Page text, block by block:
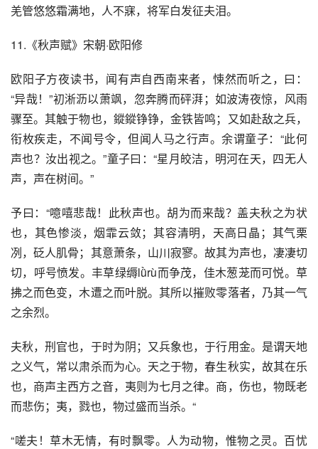
羌管悠悠霜满地，人不寐，将军白发征夫泪。
11.《秋声赋》宋朝·欧阳修
欧阳子方夜读书，闻有声自西南来者，悚然而听之，曰：
“异哉！”初淅沥以萧飒，忽奔腾而砰湃；如波涛夜惊，风雨
骤至。其触于物也，鏦鏦铮铮，金铁皆鸣；又如赴敌之兵，
衔枚疾走，不闻号令，但闻人马之行声。余谓童子：“此何
声也？汝出视之。”童子曰：“星月皎洁，明河在天，四无人
声，声在树间。”
予曰：“噫嘻悲哉！此秋声也。胡为而来哉？盖夫秋之为状
也，其色惨淡，烟霏云敛；其容清明，天高日晶；其气栗
冽，砭人肌骨；其意萧条，山川寂寥。故其为声也，凄凄切
切，呼号愤发。丰草绿缛lǜrù而争茂，佳木葱茏而可悦。草
拂之而色变，木遭之而叶脱。其所以摧败零落者，乃其一气
之余烈。
夫秋，刑官也，于时为阴；又兵象也，于行用金。是谓天地
之义气，常以肃杀而为心。天之于物，春生秋实，故其在乐
也，商声主西方之音，夷则为七月之律。商，伤也，物既老
而悲伤；夷，戮也，物过盛而当杀。“
“嗟夫！草木无情，有时飘零。人为动物，惟物之灵。百忧